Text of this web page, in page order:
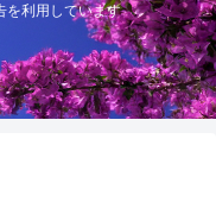
利用しています